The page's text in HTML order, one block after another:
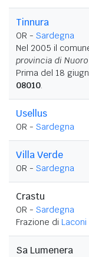
Tinnura
OR - Sardegna
Nel 2005 il
provincia di Nuoro
Prima del 18
08010.
Usellus
OR - Sardegna
Villa Verde
OR - Sardegna
Crastu
OR - Sardegna
Frazione di Laconi
Sa Lumenera